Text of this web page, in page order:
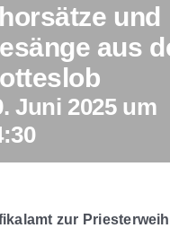
und
aus
Juni 2025 um
zur